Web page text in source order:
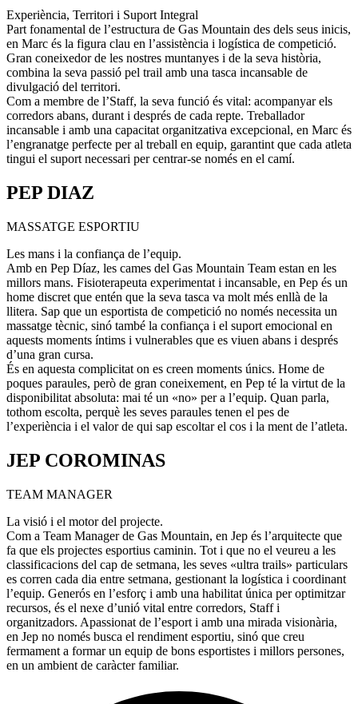
Experiència, Territori i Suport Integral
​Part fonamental de l’estructura de Gas Mountain des dels seus inicis,
en Marc és la figura clau en l’assistència i logística de competició.
Gran coneixedor de les nostres muntanyes i de la seva història,
combina la seva passió pel trail amb una tasca incansable de
divulgació del territori.
​Com a membre de l’Staff, la seva funció és vital: acompanyar els
corredors abans, durant i després de cada repte. Treballador
incansable i amb una capacitat organitzativa excepcional, en Marc és
l’engranatge perfecte per al treball en equip, garantint que cada atleta
tingui el suport necessari per centrar-se només en el camí.
PEP DIAZ
MASSATGE ESPORTIU
Les mans i la confiança de l’equip.
​Amb en Pep Díaz, les cames del Gas Mountain Team estan en les
millors mans. Fisioterapeuta experimentat i incansable, en Pep és un
home discret que entén que la seva tasca va molt més enllà de la
llitera. Sap que un esportista de competició no només necessita un
massatge tècnic, sinó també la confiança i el suport emocional en
aquests moments íntims i vulnerables que es viuen abans i després
d’una gran cursa.
​És en aquesta complicitat on es creen moments únics. Home de
poques paraules, però de gran coneixement, en Pep té la virtut de la
disponibilitat absoluta: mai té un «no» per a l’equip. Quan parla,
tothom escolta, perquè les seves paraules tenen el pes de
l’experiència i el valor de qui sap escoltar el cos i la ment de l’atleta.
JEP COROMINAS
TEAM MANAGER
La visió i el motor del projecte.
​Com a Team Manager de Gas Mountain, en Jep és l’arquitecte que
fa que els projectes esportius caminin. Tot i que no el veureu a les
classificacions del cap de setmana, les seves «ultra trails» particulars
es corren cada dia entre setmana, gestionant la logística i coordinant
l’equip. Generós en l’esforç i amb una habilitat única per optimitzar
recursos, és el nexe d’unió vital entre corredors, Staff i
organitzadors. Apassionat de l’esport i amb una mirada visionària,
en Jep no només busca el rendiment esportiu, sinó que creu
fermament a formar un equip de bons esportistes i millors persones,
en un ambient de caràcter familiar.